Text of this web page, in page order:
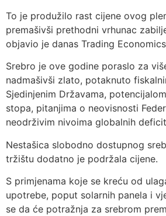
To je produžilo rast cijene ovog
premašivši prethodni vrhunac
objavio je danas Trading
Srebro je ove godine poraslo za
nadmašivši zlato, potaknuto
Sjedinjenim Državama,
stopa, pitanjima o neovisnosti
neodrživim nivoima globalnih
Nestašica slobodno dostupnog
tržištu dodatno je podržala cijene.
S primjenama koje se kreću od
upotrebe, poput solarnih panela i
se da će potražnja za srebrom